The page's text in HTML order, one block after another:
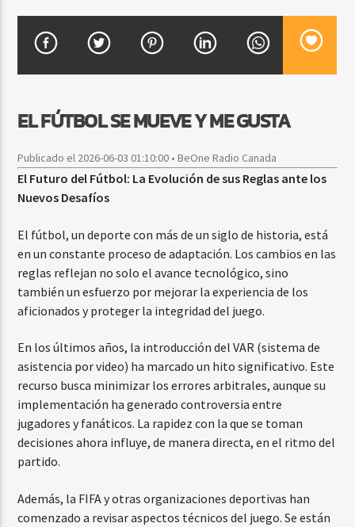
TITLE
ARTIST
MEZCLA TROPICAL Y SALSA
1:00 PM 3:00 PM
Beone Radio
EL FÚTBOL SE MUEVE Y ME GUSTA
Publicado el 2026-06-03 01:10:00 • BeOne Radio Canada
El Futuro del Fútbol: La Evolución de sus Reglas ante los
Nuevos Desafíos
El fútbol, un deporte con más de un siglo de historia, está
en un constante proceso de adaptación. Los cambios en las
reglas reflejan no solo el avance tecnológico, sino
también un esfuerzo por mejorar la experiencia de los
aficionados y proteger la integridad del juego.
En los últimos años, la introducción del VAR (sistema de
asistencia por video) ha marcado un hito significativo. Este
recurso busca minimizar los errores arbitrales, aunque su
implementación ha generado controversia entre
jugadores y fanáticos. La rapidez con la que se toman
decisiones ahora influye, de manera directa, en el ritmo del
partido.
Además, la FIFA y otras organizaciones deportivas han
comenzado a revisar aspectos técnicos del juego. Se están